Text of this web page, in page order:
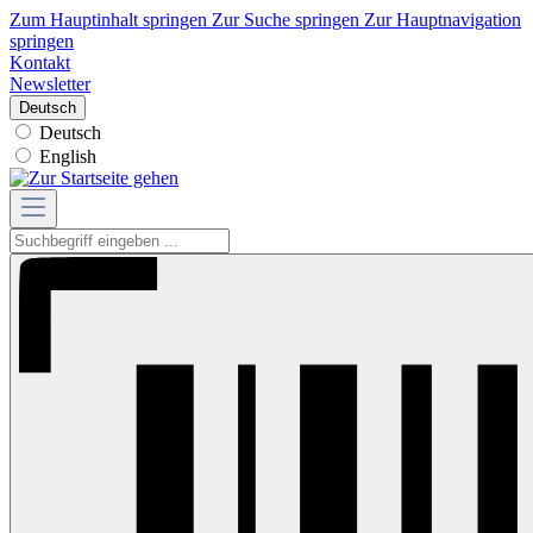
Zum Hauptinhalt springen Zur Suche springen Zur Hauptnavigation
springen
Kontakt
Newsletter
Deutsch
Deutsch
English